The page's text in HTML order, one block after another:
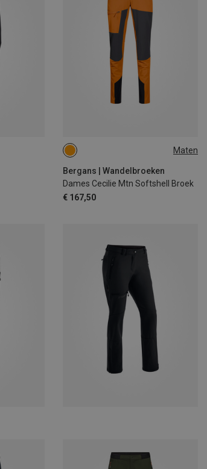
Maten
Bergans | Wandelbroeken
Dames Cecilie Mtn Softshell Broek
€ 167,50
M